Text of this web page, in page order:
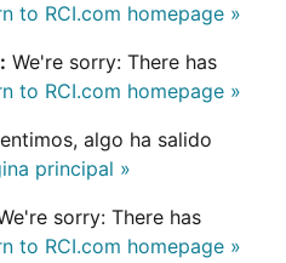
to RCI.com homepage »
We're sorry: There has
to RCI.com homepage »
algo ha salido
principal »
sorry: There has
to RCI.com homepage »